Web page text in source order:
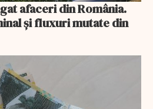
afaceri din România.
și fluxuri mutate din